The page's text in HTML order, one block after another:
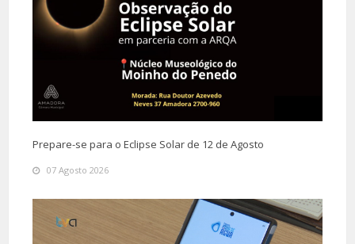
Prepare-se para o Eclipse Solar de 12 de Agosto
07 Agosto 2026